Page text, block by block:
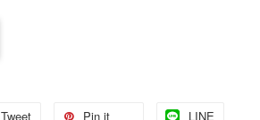
Tweet Pin it LINE